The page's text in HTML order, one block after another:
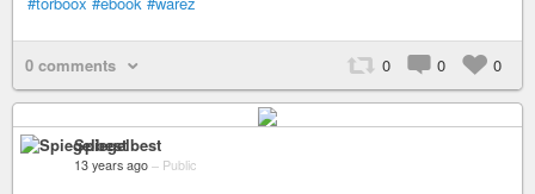
0 comments 0 0 0
Spiegelbest
13 years ago – Public